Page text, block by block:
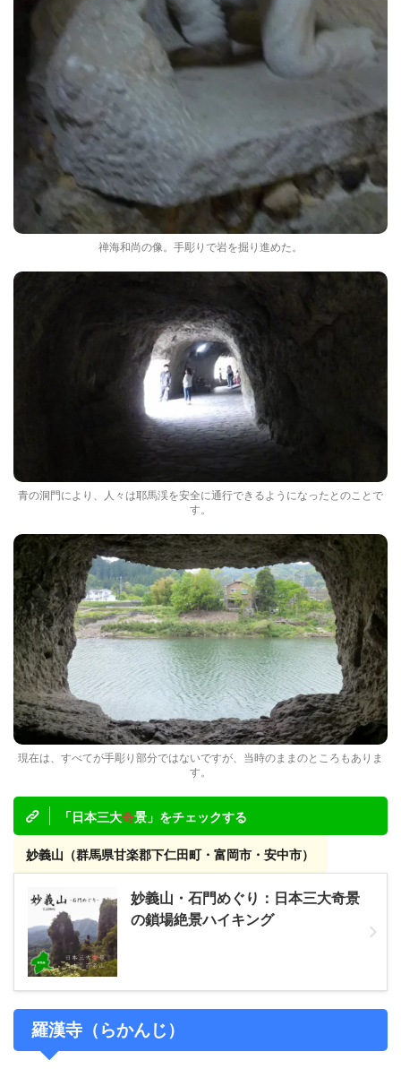
禅海和尚の像。手彫りで岩を掘り進めた。
青の洞門により、人々は耶馬渓を安全に通行できるようになったとのことで
す。
現在は、すべてが手彫り部分ではないですが、当時のままのところもありま
す。
「日本三大奇景」をチェックする
妙義山（群馬県甘楽郡下仁田町・富岡市・安中市）
妙義山・石門めぐり：日本三大奇景
の鎖場絶景ハイキング
羅漢寺（らかんじ）